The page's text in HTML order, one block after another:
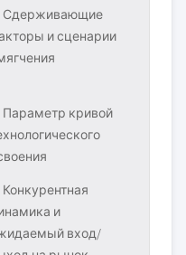
и сценарии
кривой
и
вход/